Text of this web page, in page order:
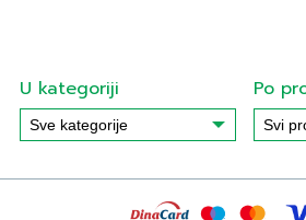
U kategoriji
Po